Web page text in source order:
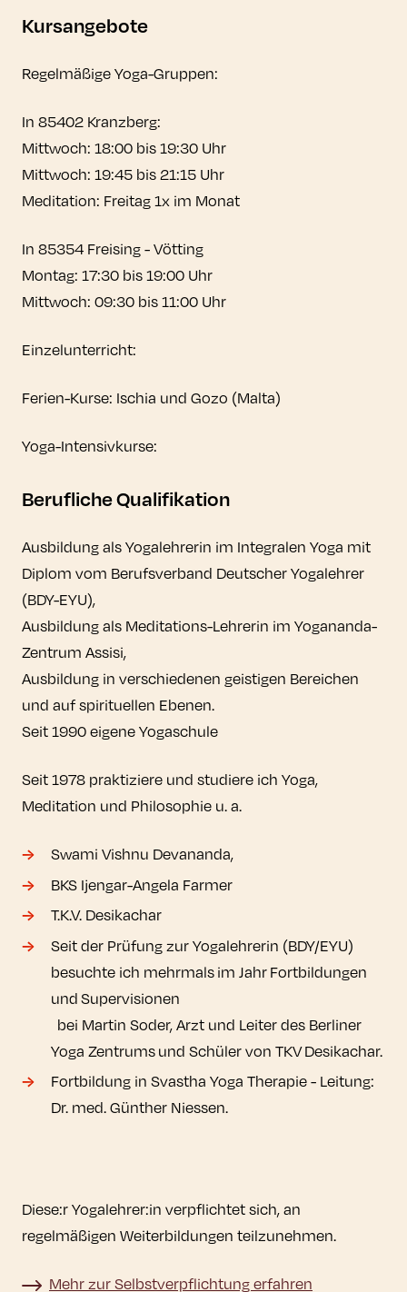
Kursangebote
Regelmäßige Yoga-Gruppen:
In 85402 Kranzberg:
Mittwoch: 18:00 bis 19:30 Uhr
Mittwoch: 19:45 bis 21:15 Uhr
Meditation: Freitag 1x im Monat
In 85354 Freising - Vötting
Montag: 17:30 bis 19:00 Uhr
Mittwoch: 09:30 bis 11:00 Uhr
Einzelunterricht:
Ferien-Kurse: Ischia und Gozo (Malta)
Yoga-Intensivkurse:
Berufliche Qualifikation
Ausbildung als Yogalehrerin im Integralen Yoga mit
Diplom vom Berufsverband Deutscher Yogalehrer
(BDY-EYU),
Ausbildung als Meditations-Lehrerin im Yogananda-
Zentrum Assisi,
Ausbildung in verschiedenen geistigen Bereichen
und auf spirituellen Ebenen.
Seit 1990 eigene Yogaschule
Seit 1978 praktiziere und studiere ich Yoga,
Meditation und Philosophie u. a.
Swami Vishnu Devananda,
BKS Ijengar-Angela Farmer
T.K.V. Desikachar
Seit der Prüfung zur Yogalehrerin (BDY/EYU)
besuchte ich mehrmals im Jahr Fortbildungen
und Supervisionen
bei Martin Soder, Arzt und Leiter des Berliner
Yoga Zentrums und Schüler von TKV Desikachar.
Fortbildung in Svastha Yoga Therapie - Leitung:
Dr. med. Günther Niessen.
Diese:r Yogalehrer:in verpflichtet sich, an
regelmäßigen Weiterbildungen teilzunehmen.
Mehr zur Selbstverpflichtung erfahren